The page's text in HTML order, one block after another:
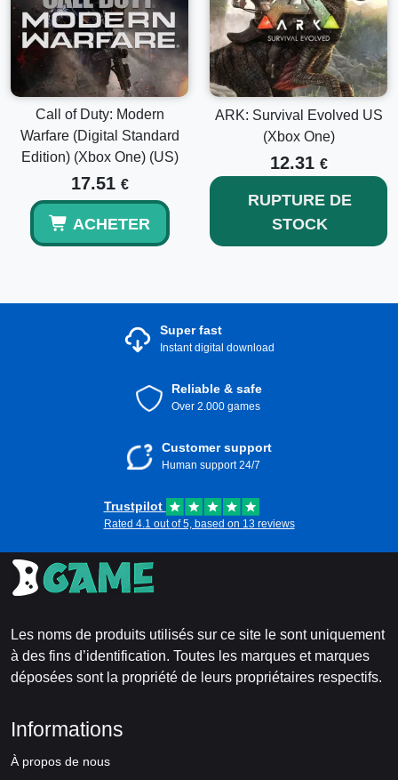
Call of Duty: Modern
Warfare (Digital Standard
Edition) (Xbox One) (US)
17.51 €
ACHETER
ARK: Survival Evolved US
(Xbox One)
12.31 €
RUPTURE DE
STOCK
Super fast
Instant digital download
Reliable & safe
Over 2.000 games
Customer support
Human support 24/7
Trustpilot
Rated 4.1 out of 5, based on 13 reviews
Les noms de produits utilisés sur ce site le sont uniquement
à des fins d’identification. Toutes les marques et marques
déposées sont la propriété de leurs propriétaires respectifs.
Informations
À propos de nous